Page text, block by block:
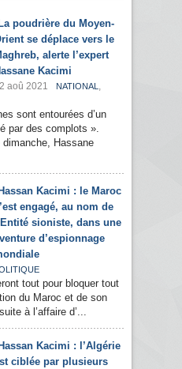
La poudrière du Moyen-
se déplace vers le
alerte l’expert
Kacimi
aoû 2021 NATIONAL ,
sont entourées d’un
par des complots ».
dimanche, Hassane
Hassan Kacimi : le Maroc
engagé, au nom de
sioniste, dans une
d’espionnage
tout pour bloquer tout
du Maroc et de son
à l’affaire d’...
Hassan Kacimi : l’Algérie
ciblée par plusieurs